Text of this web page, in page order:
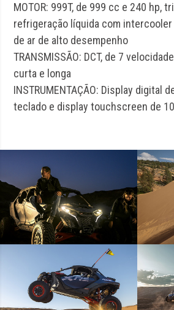
MOTOR: 999T, de 999 cc e 240 hp,
refrigeração líquida com
de ar de alto desempenho
TRANSMISSÃO: DCT, de 7
curta e longa
INSTRUMENTAÇÃO: Display digital
teclado e display touchscreen de